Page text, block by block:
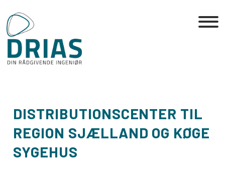
the
content
DISTRIBUTIONSCENTER TIL
REGION SJÆLLAND OG KØGE
SYGEHUS